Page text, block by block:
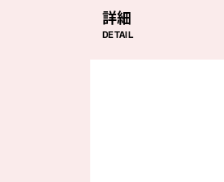
詳細
DETAIL